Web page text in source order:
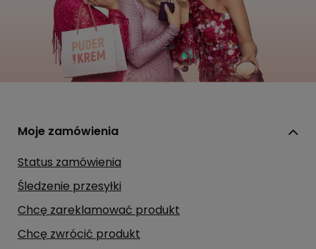
Moje zamówienia
Status zamówienia
Śledzenie przesyłki
Chcę zareklamować produkt
Chcę zwrócić produkt